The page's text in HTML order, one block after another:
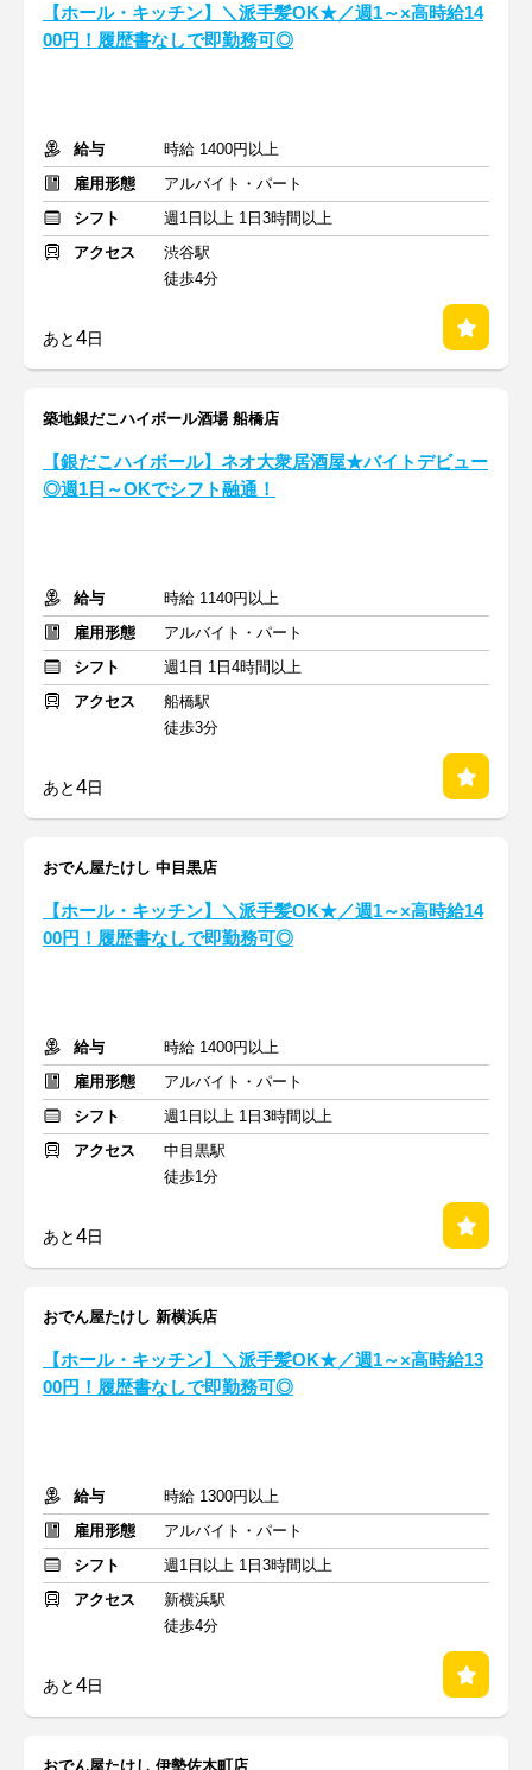
【ホール・キッチン】＼派手髪OK★／週1～×高時給14
00円！履歴書なしで即勤務可◎
給与
時給 1400円以上
雇用形態
アルバイト・パート
シフト
週1日以上 1日3時間以上
アクセス
渋谷駅
徒歩4分
あと4日
築地銀だこハイボール酒場 船橋店
【銀だこハイボール】ネオ大衆居酒屋★バイトデビュー
◎週1日～OKでシフト融通！
給与
時給 1140円以上
雇用形態
アルバイト・パート
シフト
週1日 1日4時間以上
アクセス
船橋駅
徒歩3分
あと4日
おでん屋たけし 中目黒店
【ホール・キッチン】＼派手髪OK★／週1～×高時給14
00円！履歴書なしで即勤務可◎
給与
時給 1400円以上
雇用形態
アルバイト・パート
シフト
週1日以上 1日3時間以上
アクセス
中目黒駅
徒歩1分
あと4日
おでん屋たけし 新横浜店
【ホール・キッチン】＼派手髪OK★／週1～×高時給13
00円！履歴書なしで即勤務可◎
給与
時給 1300円以上
雇用形態
アルバイト・パート
シフト
週1日以上 1日3時間以上
アクセス
新横浜駅
徒歩4分
あと4日
おでん屋たけし 伊勢佐木町店